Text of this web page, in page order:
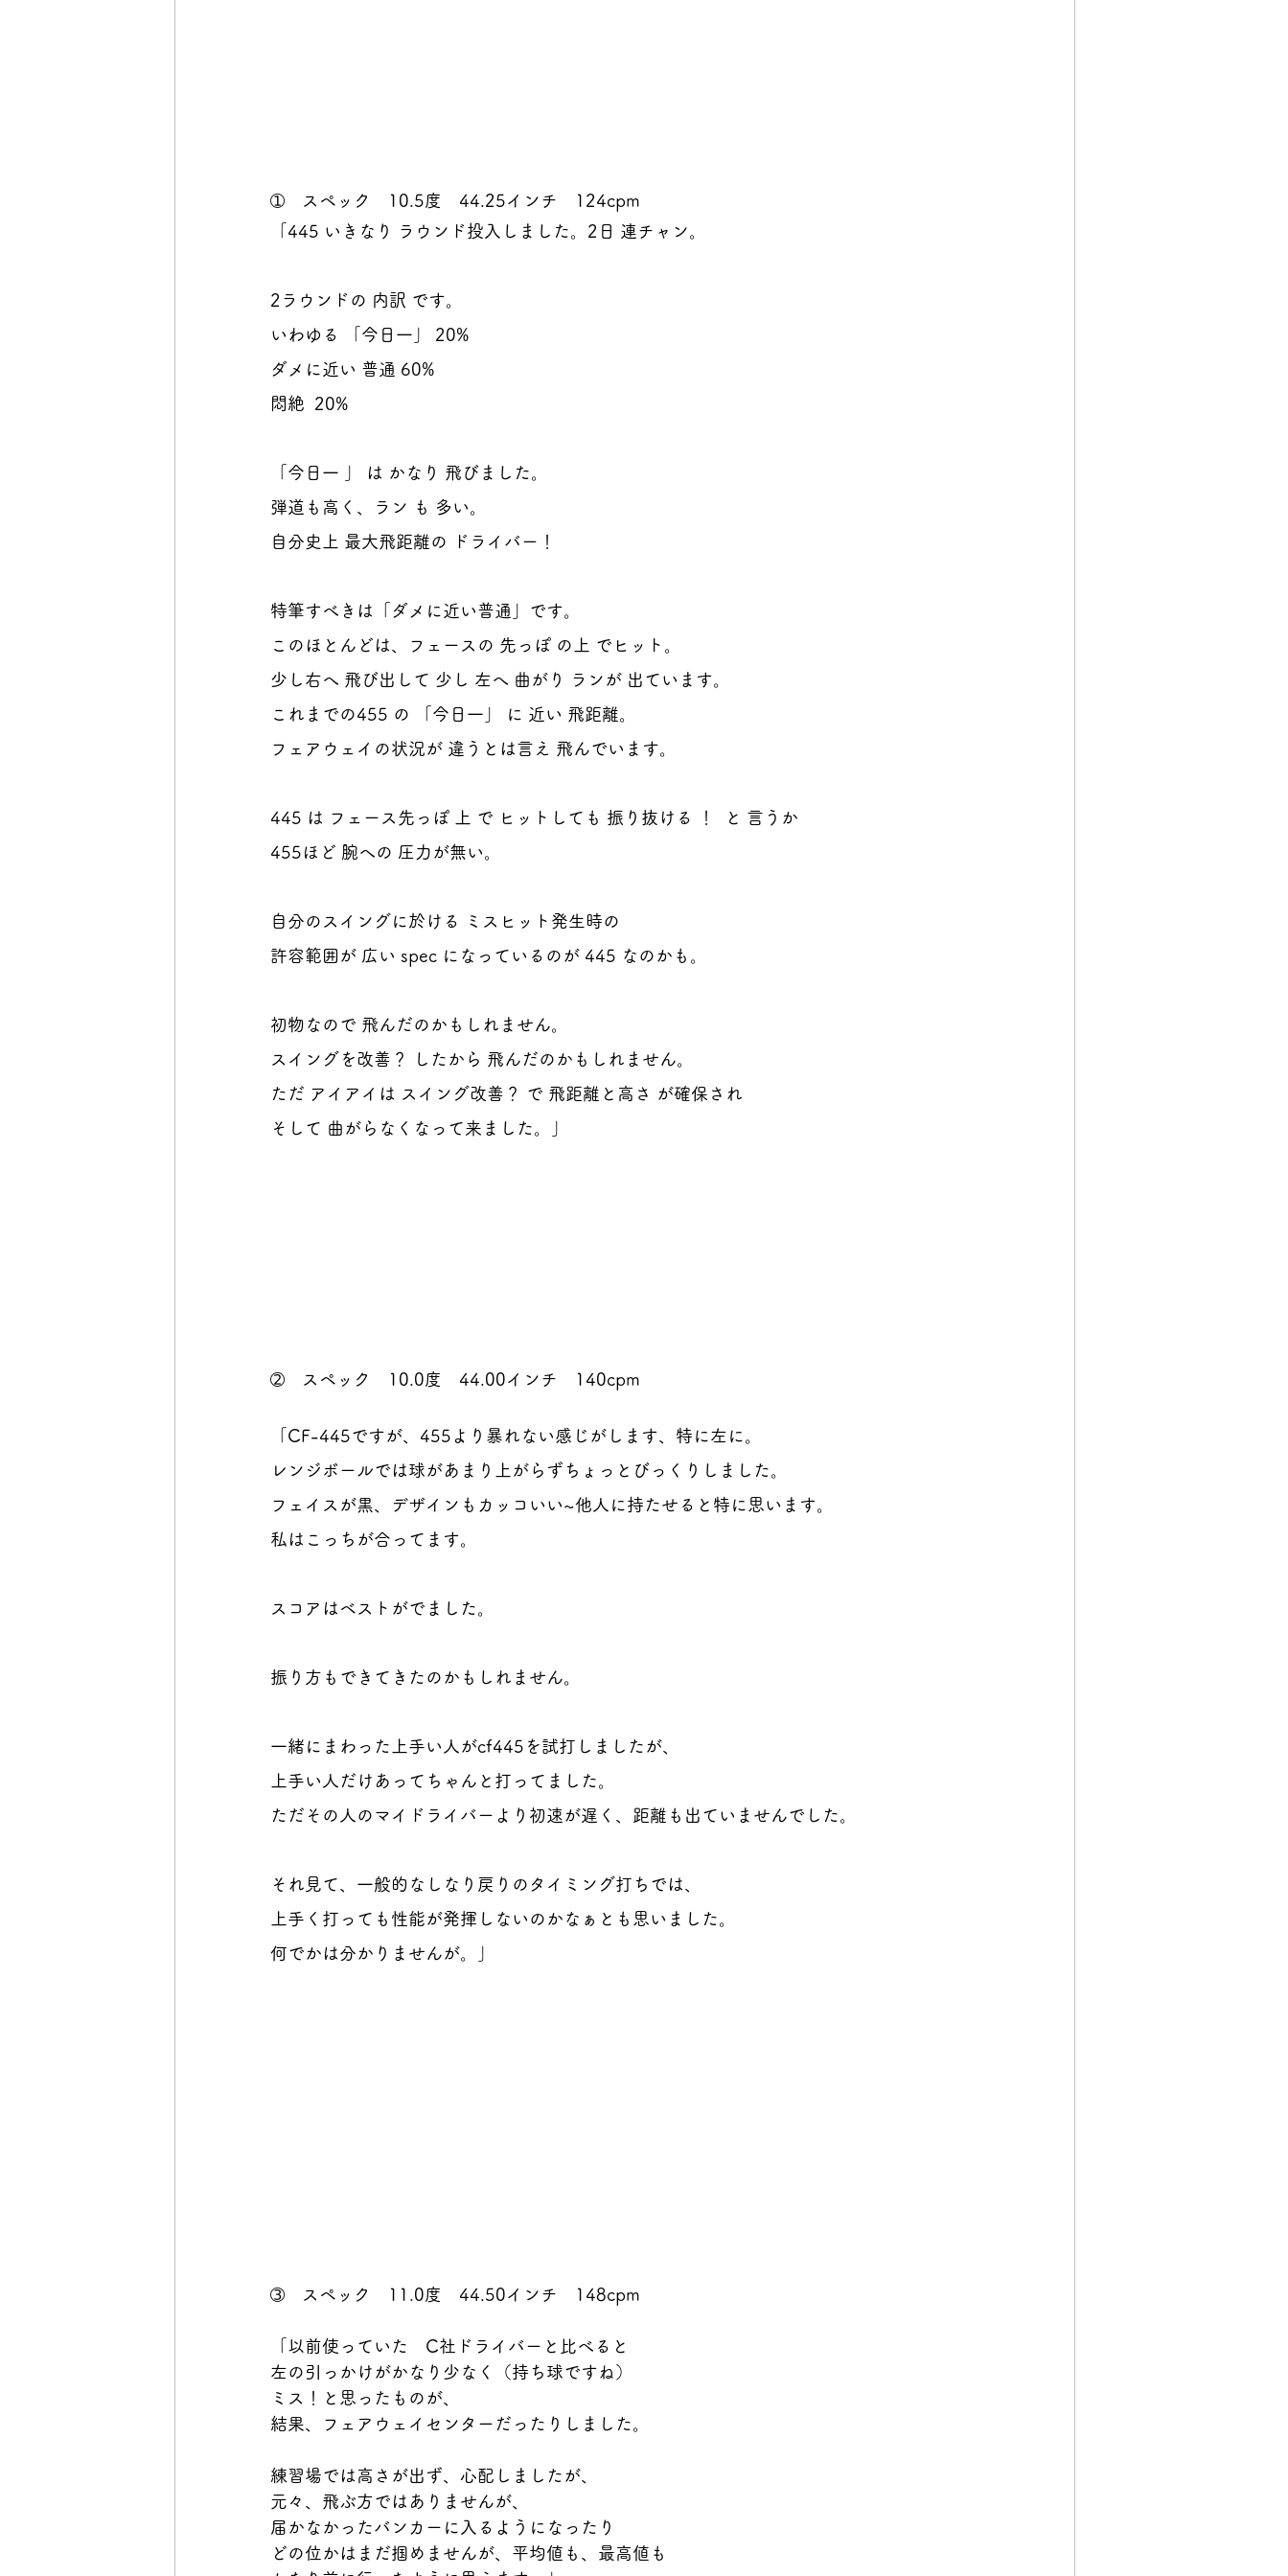
➀　スペック　10.5度　44.25インチ　124cpm
「445 いきなり ラウンド投入しました。2日 連チャン。
2ラウンドの 内訳 です。
いわゆる 「今日一」 20%
ダメに近い 普通 60%
悶絶  20%
「今日一 」 は かなり 飛びました。
弾道も高く、ラン も 多い。
自分史上 最大飛距離の ドライバー！
特筆すべきは「ダメに近い普通」です。
このほとんどは、フェースの 先っぽ の上 でヒット。
少し右へ 飛び出して 少し 左へ 曲がり ランが 出ています。
これまでの455 の 「今日一」 に 近い 飛距離。
フェアウェイの状況が 違うとは言え 飛んでいます。
445 は フェース先っぽ 上 で ヒットしても 振り抜ける ！  と 言うか
455ほど 腕への 圧力が無い。
自分のスイングに於ける ミスヒット発生時の
許容範囲が 広い spec になっているのが 445 なのかも。
初物なので 飛んだのかもしれません。
スイングを改善？ したから 飛んだのかもしれません。
ただ アイアイは スイング改善？ で 飛距離と高さ が確保され
そして 曲がらなくなって来ました。」
➁　スペック　10.0度　44.00インチ　140cpm
「CF-445ですが、455より暴れない感じがします、特に左に。
レンジボールでは球があまり上がらずちょっとびっくりしました。
フェイスが黒、デザインもカッコいい~他人に持たせると特に思います。
私はこっちが合ってます。
スコアはベストがでました。
振り方もできてきたのかもしれません。
一緒にまわった上手い人がcf445を試打しましたが、
上手い人だけあってちゃんと打ってました。
ただその人のマイドライバーより初速が遅く、距離も出ていませんでした。
それ見て、一般的なしなり戻りのタイミング打ちでは、
上手く打っても性能が発揮しないのかなぁとも思いました。
何でかは分かりませんが。」
➂　スペック　11.0度　44.50インチ　148cpm
「以前使っていた　C社ドライバーと比べると
左の引っかけがかなり少なく（持ち球ですね）
ミス！と思ったものが、
結果、フェアウェイセンターだったりしました。
練習場では高さが出ず、心配しましたが、
元々、飛ぶ方ではありませんが、
届かなかったバンカーに入るようになったり
どの位かはまだ掴めませんが、平均値も、最高値も